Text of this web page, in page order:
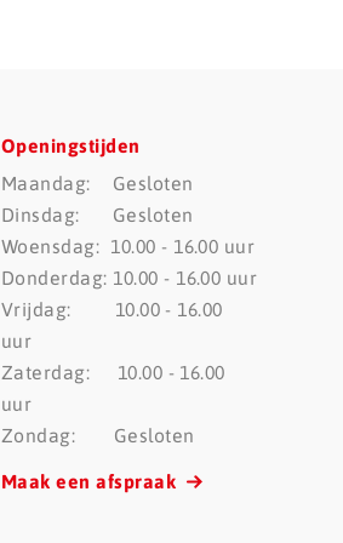
Openingstijden
Maandag: Gesloten
Dinsdag: Gesloten
Woensdag: 10.00 - 16.00 uur
Donderdag: 10.00 - 16.00 uur
Vrijdag: 10.00 - 16.00
uur
Zaterdag: 10.00 - 16.00
uur
Zondag: Gesloten
Maak een afspraak